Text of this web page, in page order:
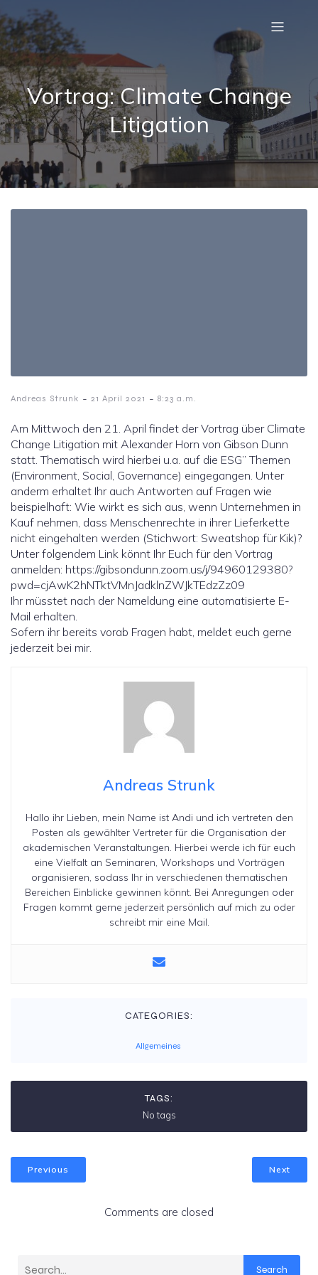
Vortrag: Climate Change
Litigation
Andreas Strunk - 21 April 2021 - 8:23 a.m.
Am Mittwoch den 21. April findet der Vortrag über Climate
Change Litigation mit Alexander Horn von Gibson Dunn
statt. Thematisch wird hierbei u.a. auf die ESG” Themen
(Environment, Social, Governance) eingegangen. Unter
anderm erhaltet Ihr auch Antworten auf Fragen wie
beispielhaft: Wie wirkt es sich aus, wenn Unternehmen in
Kauf nehmen, dass Menschenrechte in ihrer Lieferkette
nicht eingehalten werden (Stichwort: Sweatshop für Kik)?
Unter folgendem Link könnt Ihr Euch für den Vortrag
anmelden: https://gibsondunn.zoom.us/j/94960129380?
pwd=cjAwK2hNTktVMnJadklnZWJkTEdzZz09
Ihr müsstet nach der Nameldung eine automatisierte E-
Mail erhalten.
Sofern ihr bereits vorab Fragen habt, meldet euch gerne
jederzeit bei mir.
Andreas Strunk
Hallo ihr Lieben, mein Name ist Andi und ich vertreten den
Posten als gewählter Vertreter für die Organisation der
akademischen Veranstaltungen. Hierbei werde ich für euch
eine Vielfalt an Seminaren, Workshops und Vorträgen
organisieren, sodass Ihr in verschiedenen thematischen
Bereichen Einblicke gewinnen könnt. Bei Anregungen oder
Fragen kommt gerne jederzeit persönlich auf mich zu oder
schreibt mir eine Mail.
CATEGORIES:
Allgemeines
TAGS:
No tags
Previous Next
Comments are closed
Search